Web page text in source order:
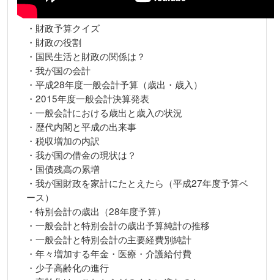
・財政予算クイズ
・財政の役割
・国民生活と財政の関係は？
・我が国の会計
・平成28年度一般会計予算（歳出・歳入）
・2015年度一般会計決算発表
・一般会計における歳出と歳入の状況
・歴代内閣と平成の出来事
・税収増加の内訳
・我が国の借金の現状は？
・国債残高の累増
・我が国財政を家計にたとえたら（平成27年度予算ベ
ース）
・特別会計の歳出（28年度予算）
・一般会計と特別会計の歳出予算純計の推移
・一般会計と特別会計の主要経費別純計
・年々増加する年金・医療・介護給付費
・少子高齢化の進行